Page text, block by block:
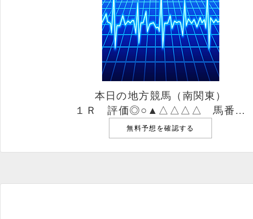
本日の地方競馬（南関東）
１Ｒ 評価◎○▲△△△△ 馬番…
無料予想を確認する